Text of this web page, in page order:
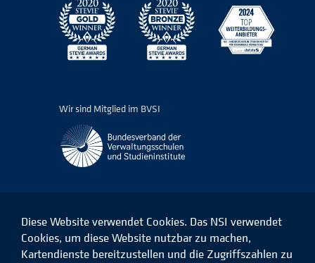
Wir sind Mitglied im BVSI
Das
Das
Das
Das
Diese Website verwendet Cookies. Das NSI verwendet
Cookies, um diese Website nutzbar zu machen,
Kartendienste bereitzustellen und die Zugriffszahlen zu